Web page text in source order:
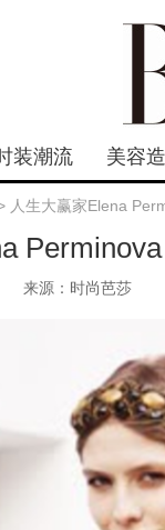
装潮流 美容
人生大赢家Elena
来源：时尚芭莎